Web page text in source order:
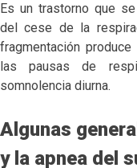
Es un trastorno que
del cese de la
fragmentación
las pausas de
somnolencia diurna.
Algunas
y la apnea del